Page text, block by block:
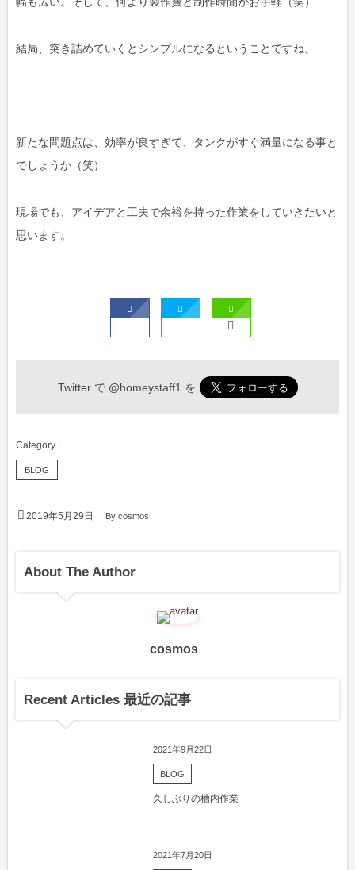
結局、突き詰めていくとシンプルになるということですね。
新たな問題点は、効率が良すぎて、タンクがすぐ満量になる事と
でしょうか（笑）
現場でも、アイデアと工夫で余裕を持った作業をしていきたいと
思います。
Twitter で @homeystaff1 を
BLOG
2019年5月29日 Bycosmos
About The Author
cosmos
Recent Articles 最近の記事
2021年9月22日
BLOG
久しぶりの槽内作業
2021年7月20日